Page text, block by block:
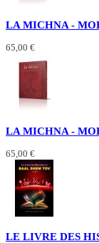
LA MICHNA -
65,00 €
LA MICHNA -
65,00 €
LE LIVRE DES